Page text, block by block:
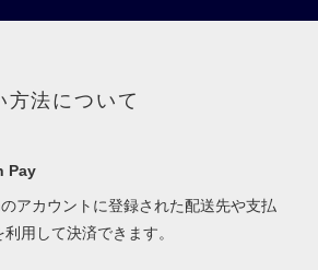
方法について
Pay
アカウントに登録された配送先や支払
利用して決済できます。